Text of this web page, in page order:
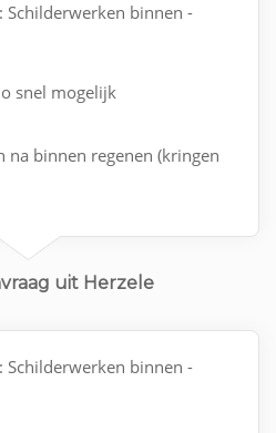
: Schilderwerken binnen -
snel mogelijk
na binnen regenen (kringen
uit Herzele
: Schilderwerken binnen -